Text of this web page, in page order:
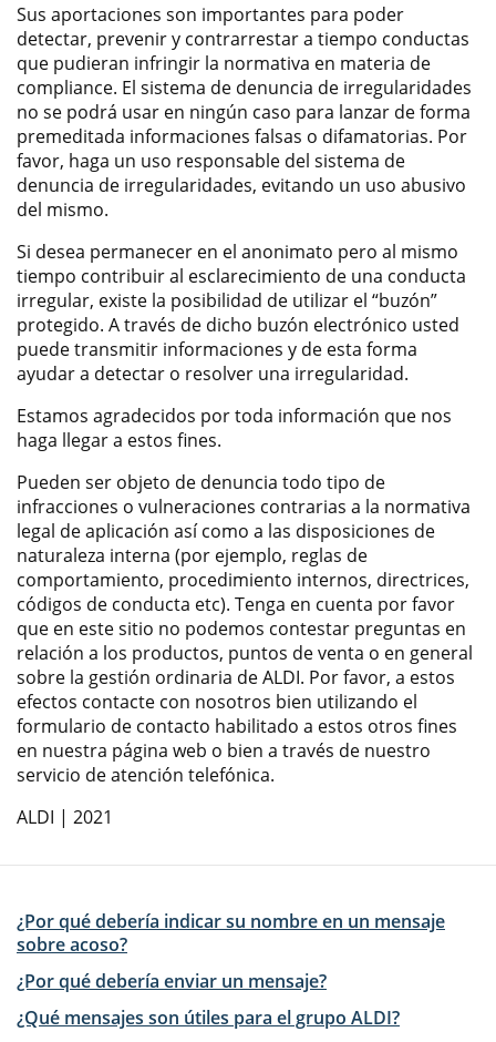
Sus aportaciones son importantes para poder
detectar, prevenir y contrarrestar a tiempo conductas
que pudieran infringir la normativa en materia de
compliance. El sistema de denuncia de irregularidades
no se podrá usar en ningún caso para lanzar de forma
premeditada informaciones falsas o difamatorias. Por
favor, haga un uso responsable del sistema de
denuncia de irregularidades, evitando un uso abusivo
del mismo.
Si desea permanecer en el anonimato pero al mismo
tiempo contribuir al esclarecimiento de una conducta
irregular, existe la posibilidad de utilizar el “buzón”
protegido. A través de dicho buzón electrónico usted
puede transmitir informaciones y de esta forma
ayudar a detectar o resolver una irregularidad.
Estamos agradecidos por toda información que nos
haga llegar a estos fines.
Pueden ser objeto de denuncia todo tipo de
infracciones o vulneraciones contrarias a la normativa
legal de aplicación así como a las disposiciones de
naturaleza interna (por ejemplo, reglas de
comportamiento, procedimiento internos, directrices,
códigos de conducta etc). Tenga en cuenta por favor
que en este sitio no podemos contestar preguntas en
relación a los productos, puntos de venta o en general
sobre la gestión ordinaria de ALDI. Por favor, a estos
efectos contacte con nosotros bien utilizando el
formulario de contacto habilitado a estos otros fines
en nuestra página web o bien a través de nuestro
servicio de atención telefónica.
ALDI | 2021
¿Por qué debería indicar su nombre en un mensaje
sobre acoso?
¿Por qué debería enviar un mensaje?
¿Qué mensajes son útiles para el grupo ALDI?